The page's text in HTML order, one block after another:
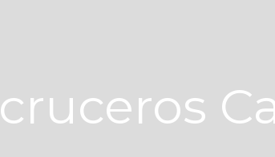
cruceros